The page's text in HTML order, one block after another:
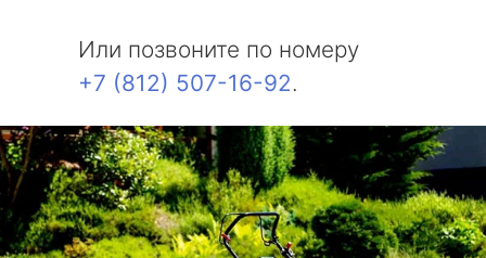
Или позвоните по номеру
+7 (812) 507-16-92.